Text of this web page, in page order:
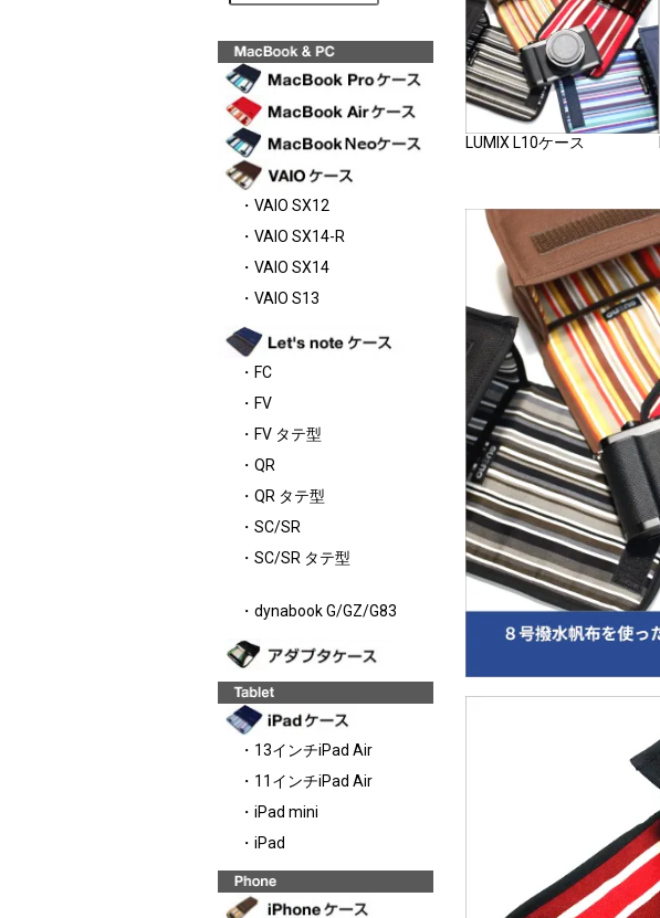
・VAIO SX12
・VAIO SX14-R
・VAIO SX14
・VAIO S13
・FC
・FV
・FV タテ型
・QR
・QR タテ型
・SC/SR
・SC/SR タテ型
・dynabook G/GZ/G83
・13インチiPad Air
・11インチiPad Air
・iPad mini
・iPad
LUMIX L10ケース